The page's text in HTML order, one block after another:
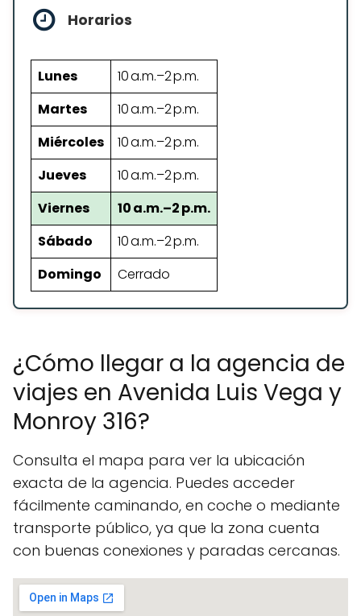
Horarios
Lunes
10 a.m.–2 p.m.
Martes
10 a.m.–2 p.m.
Miércoles
10 a.m.–2 p.m.
Jueves
10 a.m.–2 p.m.
Viernes
10 a.m.–2 p.m.
Sábado
10 a.m.–2 p.m.
Domingo
Cerrado
¿Cómo llegar a la agencia de
viajes en Avenida Luis Vega y
Monroy 316?
Consulta el mapa para ver la ubicación
exacta de la agencia. Puedes acceder
fácilmente caminando, en coche o mediante
transporte público, ya que la zona cuenta
con buenas conexiones y paradas cercanas.